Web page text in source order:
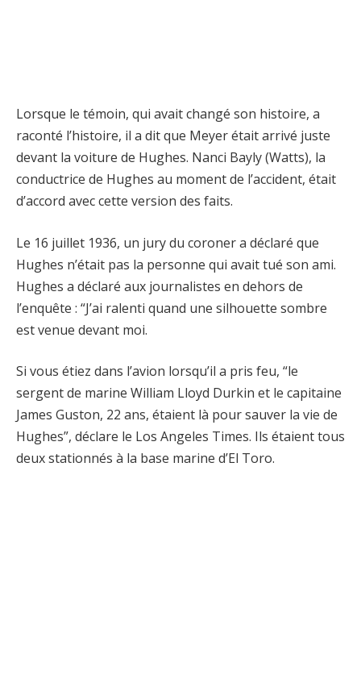
Lorsque le témoin, qui avait changé son histoire, a
raconté l’histoire, il a dit que Meyer était arrivé juste
devant la voiture de Hughes. Nanci Bayly (Watts), la
conductrice de Hughes au moment de l’accident, était
d’accord avec cette version des faits.
Le 16 juillet 1936, un jury du coroner a déclaré que
Hughes n’était pas la personne qui avait tué son ami.
Hughes a déclaré aux journalistes en dehors de
l’enquête : “J’ai ralenti quand une silhouette sombre
est venue devant moi.
Si vous étiez dans l’avion lorsqu’il a pris feu, “le
sergent de marine William Lloyd Durkin et le capitaine
James Guston, 22 ans, étaient là pour sauver la vie de
Hughes”, déclare le Los Angeles Times. Ils étaient tous
deux stationnés à la base marine d’El Toro.